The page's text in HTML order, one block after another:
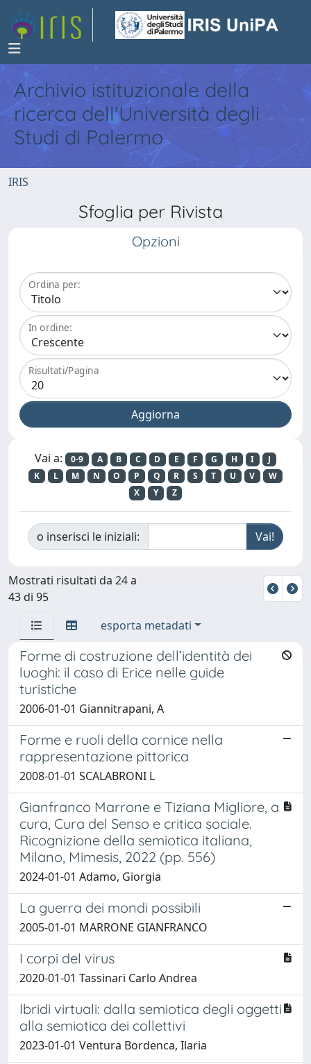
Archivio istituzionale della
ricerca dell'Università degli
Studi di Palermo
IRIS
Sfoglia per Rivista
Opzioni
Ordina per:
In ordine:
Risultati/Pagina
Vai a: 0-9 A B C D E F G H I
J
K
L M N O P Q R S T U V
W
X
Y Z
o inserisci le iniziali:
Mostrati risultati da 24 a
43 di 95
esporta metadati
Forme di costruzione dell’identità dei
luoghi: il caso di Erice nelle guide
turistiche
2006-01-01 Giannitrapani, A
Forme e ruoli della cornice nella
rappresentazione pittorica
2008-01-01 SCALABRONI L
Gianfranco Marrone e Tiziana Migliore, a
cura, Cura del Senso e critica sociale.
Ricognizione della semiotica italiana,
Milano, Mimesis, 2022 (pp. 556)
2024-01-01 Adamo, Giorgia
La guerra dei mondi possibili
2005-01-01 MARRONE GIANFRANCO
I corpi del virus
2020-01-01 Tassinari Carlo Andrea
Ibridi virtuali: dalla semiotica degli oggetti
alla semiotica dei collettivi
2023-01-01 Ventura Bordenca, Ilaria